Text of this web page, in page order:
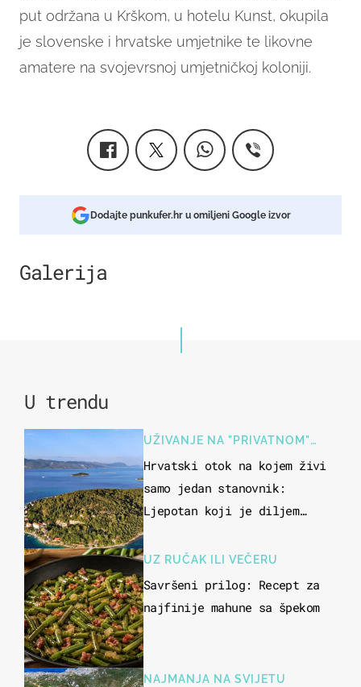
put održana u Krškom, u hotelu Kunst, okupila
je slovenske i hrvatske umjetnike te likovne
amatere na svojevrsnoj umjetničkoj koloniji.
Dodajte punkufer.hr u omiljeni Google izvor
Galerija
U trendu
UŽIVANJE NA "PRIVATNOM"
OTOKU
Hrvatski otok na kojem živi
samo jedan stanovnik:
Ljepotan koji je diljem
"bijelom zlatu"
UZ RUČAK ILI VEČERU
Savršeni prilog: Recept za
najfinije mahune sa špekom
NAJMANJA NA SVIJETU